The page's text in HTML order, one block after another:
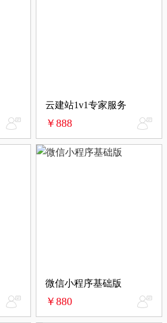
云建站1v1专家服务
￥888
微信小程序基础版
￥880